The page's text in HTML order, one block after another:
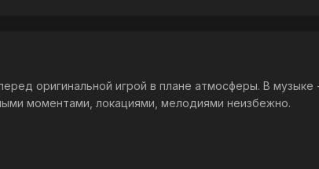
оригинальной игрой в плане атмосферы. В
моментами, локациями, мелодиями неизбежно.